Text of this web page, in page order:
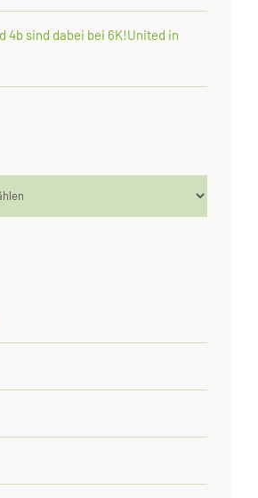
4b sind dabei bei 6K!United in